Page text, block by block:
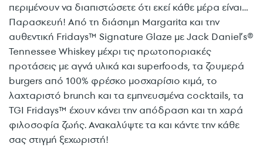
περιμένουν να διαπιστώσετε ότι εκεί κάθε μέρα είναι…
Παρασκευή! Από τη διάσημη Margarita και την
αυθεντική Fridays™ Signature Glaze με Jack Daniel’s®
Tennessee Whiskey μέχρι τις πρωτοποριακές
προτάσεις με αγνά υλικά και superfoods, τα ζουμερά
burgers από 100% φρέσκο μοσχαρίσιο κιμά, το
λαχταριστό brunch και τα εμπνευσμένα cocktails, τα
TGI Fridays™ έχουν κάνει την απόδραση και τη χαρά
φιλοσοφία ζωής. Ανακαλύψτε τα και κάντε την κάθε
σας στιγμή ξεχωριστή!